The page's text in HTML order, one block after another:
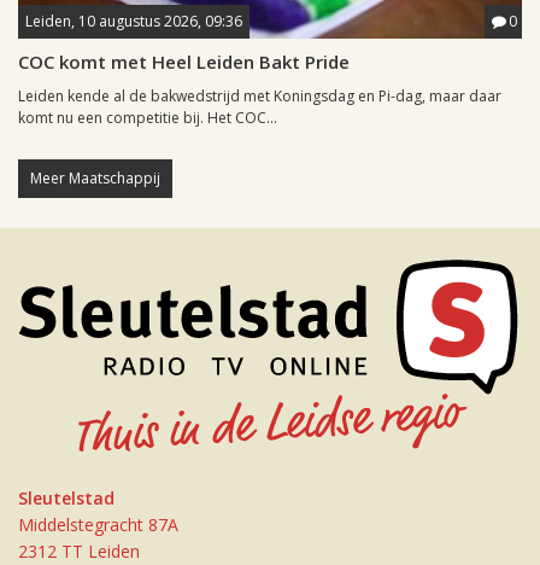
Leiden, 10 augustus 2026, 09:36 0
COC komt met Heel Leiden Bakt Pride
Leiden kende al de bakwedstrijd met Koningsdag en Pi-dag, maar daar
komt nu een competitie bij. Het COC...
Meer Maatschappij
Sleutelstad
Middelstegracht 87A
2312 TT Leiden